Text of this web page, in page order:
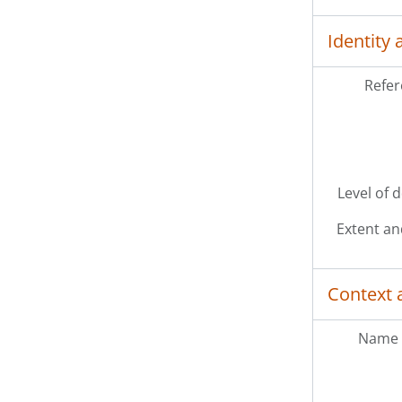
Identity
Level of
Extent
Context